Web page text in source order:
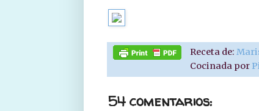
Receta de:
Cocinada por
54 comentarios: